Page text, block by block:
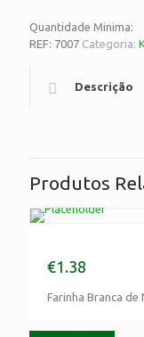
Quantidade Minima:
REF: 7007 Categoria:
Descrição
Produtos
€1.38
Farinha Branca de